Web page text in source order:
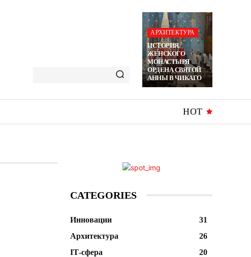
АРХИТЕКТУРА
ИСТОРИЯ
ЖЕНСКОГО
МОНАСТЫРЯ
ОРДЕНА СВЯТОЙ
АННЫ В ЧИКАГО
HOT
CATEGORIES
Инновации
31
Архитектура
26
ІТ-сфера
20